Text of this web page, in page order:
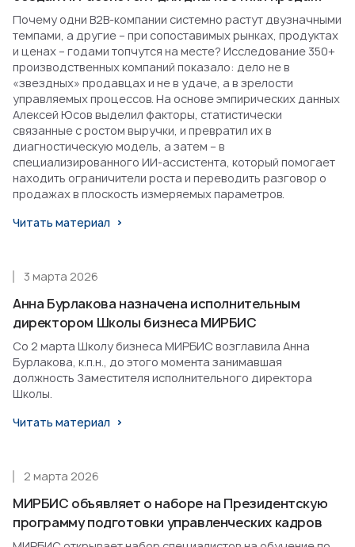
Почему одни B2B-компании системно растут двузначными
темпами, а другие – при сопоставимых рынках, продуктах
и ценах – годами топчутся на месте? Исследование 350+
производственных компаний показало: дело не в
«звездных» продавцах и не в удаче, а в зрелости
управляемых процессов. На основе эмпирических данных
Алексей Юсов выделил факторы, статистически
связанные с ростом выручки, и превратил их в
диагностическую модель, а затем – в
специализированного ИИ-ассистента, который помогает
находить ограничители роста и переводить разговор о
продажах в плоскость измеряемых параметров.
Читать материал
Анна Бурлакова назначена исполнительным
директором Школы бизнеса МИРБИС
3 марта 2026
Со 2 марта Школу бизнеса МИРБИС возглавила Анна
Бурлакова, к.п.н., до этого момента занимавшая
должность Заместителя исполнительного директора
Школы.
Читать материал
МИРБИС объявляет о наборе на Президентскую
программу подготовки управленческих кадров
2 марта 2026